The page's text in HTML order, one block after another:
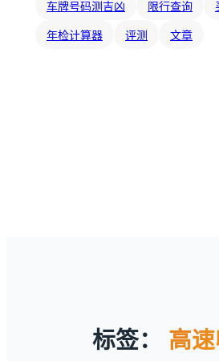
车牌号码测吉凶 限行查询
年检计算器 评测 文章
标签： 高